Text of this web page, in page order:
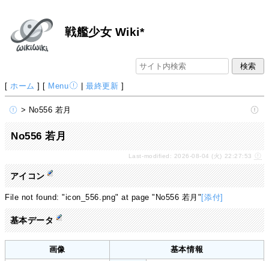
戦艦少女 Wiki*
[ ホーム ] [ Menu |最終更新 ]
> No556 若月
No556 若月
Last-modified: 2026-08-04 (火) 22:27:53
アイコン
File not found: "icon_556.png" at page "No556 若月" [添付]
基本データ
画像 基本情報